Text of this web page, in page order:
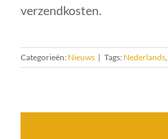
verzendkosten.
Categorieën: Nieuws | Tags: Nederlands